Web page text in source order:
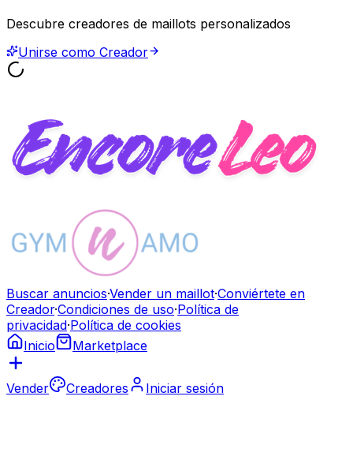
Descubre creadores de maillots personalizados
Unirse como Creador
Buscar anuncios·Vender un maillot·Conviértete en
Creador·Condiciones de uso·Política de
privacidad·Política de cookies
Inicio
Marketplace
Vender Creadores Iniciar sesión